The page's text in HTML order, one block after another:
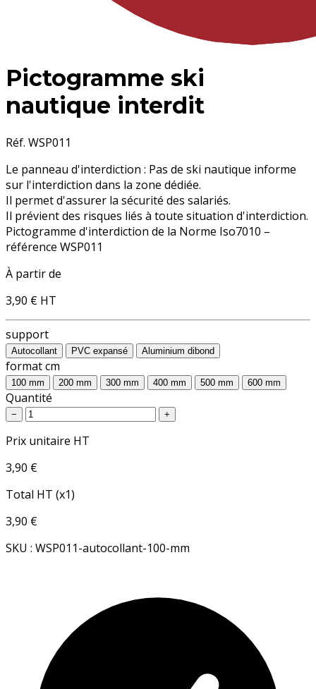
Pictogramme ski
nautique interdit
Réf. WSP011
Le panneau d'interdiction : Pas de ski nautique informe
sur l'interdiction dans la zone dédiée.
Il permet d'assurer la sécurité des salariés.
Il prévient des risques liés à toute situation d'interdiction.
Pictogramme d'interdiction de la Norme Iso7010 –
référence WSP011
À partir de
3,90 € HT
support
Autocollant PVC expansé Aluminium dibond
format cm
100 mm 200 mm 300 mm 400 mm 500 mm 600 mm
Quantité
− +
Prix unitaire HT
3,90 €
Total HT (x1)
3,90 €
SKU : WSP011-autocollant-100-mm